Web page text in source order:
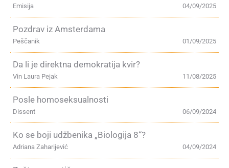
04/09/2025
Emisija
Pozdrav iz Amsterdama
01/09/2025
Peščanik
Da li je direktna demokratija kvir?
11/08/2025
Vin Laura Pejak
Posle homoseksualnosti
06/09/2024
Dissent
Ko se boji udžbenika „Biologija 8“?
04/09/2024
Adriana Zaharijević